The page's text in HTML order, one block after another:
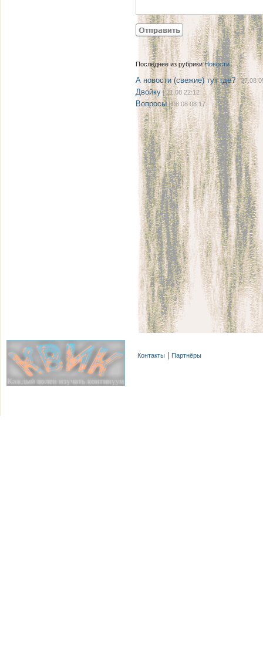
Последнее из рубрикиНовости
А новости (свежие) тут где?| 27.08
Двойку| 21.08 22:12
Вопросы| 08.08 08:17
Контакты Партнёры